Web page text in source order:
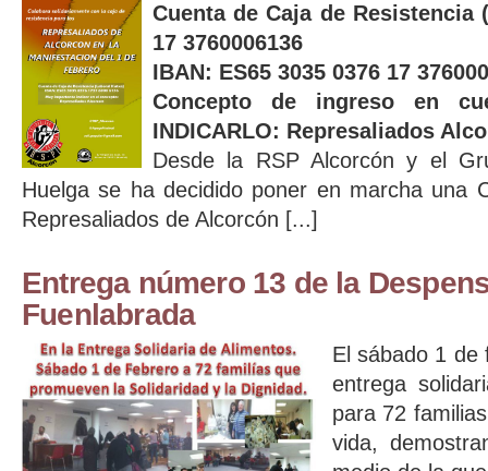
Cuenta de Caja de Resistencia
17 3760006136
IBAN: ES65 3035 0376 17
Concepto de ingreso en
INDICARLO: Represaliados
Desde la RSP Alcorcón y el
Huelga se ha decidido poner en marcha una
Represaliados de Alcorcón [...]
Entrega número 13 de la
Fuenlabrada
El sábado 1 de
entrega
para 72
vida,